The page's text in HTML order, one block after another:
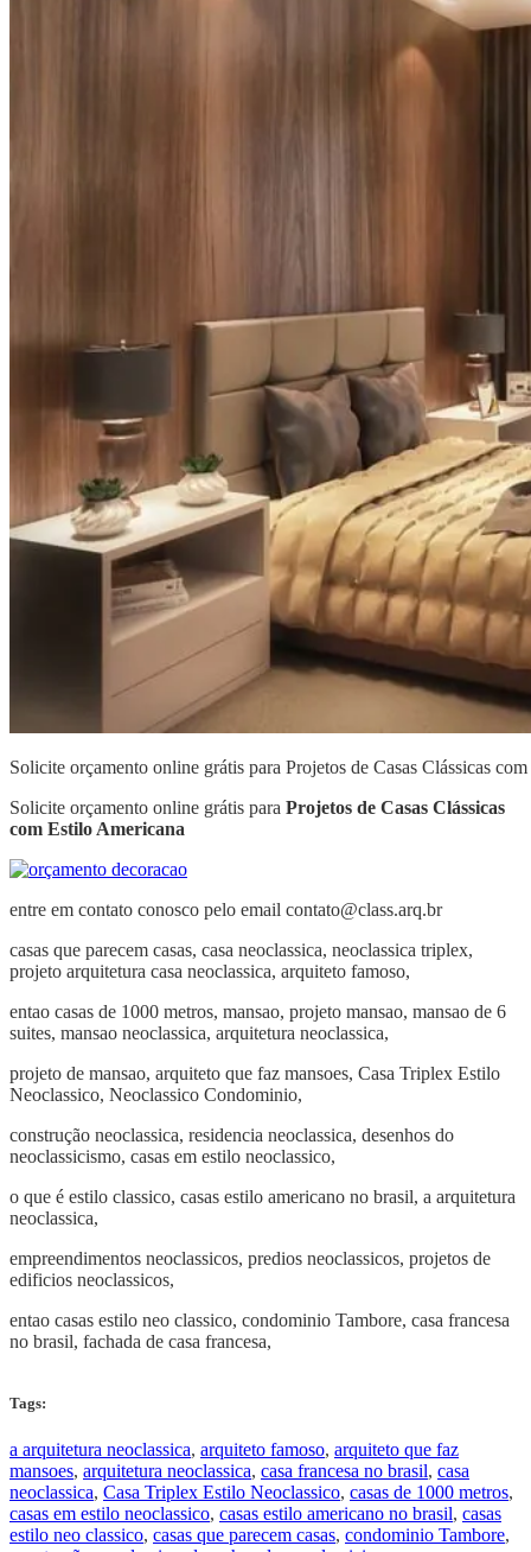
Solicite orçamento online grátis para Projetos de Casas Clássicas
Solicite orçamento online grátis para Projetos de Casas Clássicas
com Estilo Americana
entre em contato conosco pelo email contato@class.arq.br
casas que parecem casas, casa neoclassica, neoclassica triplex,
projeto arquitetura casa neoclassica, arquiteto famoso,
entao casas de 1000 metros, mansao, projeto mansao, mansao de 6
suites, mansao neoclassica, arquitetura neoclassica,
projeto de mansao, arquiteto que faz mansoes, Casa Triplex Estilo
Neoclassico, Neoclassico Condominio,
construção neoclassica, residencia neoclassica, desenhos do
neoclassicismo, casas em estilo neoclassico,
o que é estilo classico, casas estilo americano no brasil, a arquitetura
neoclassica,
empreendimentos neoclassicos, predios neoclassicos, projetos de
edificios neoclassicos,
entao casas estilo neo classico, condominio Tambore, casa francesa
no brasil, fachada de casa francesa,
Tags:
a arquitetura neoclassica, arquiteto famoso, arquiteto que faz
mansoes, arquitetura neoclassica, casa francesa no brasil, casa
neoclassica, Casa Triplex Estilo Neoclassico, casas de 1000 metros,
casas em estilo neoclassico, casas estilo americano no brasil, casas
estilo neo classico, casas que parecem casas, condominio Tambore,